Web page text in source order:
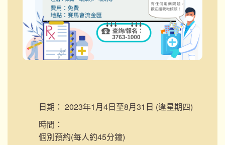
日期： 2023年1月4日至8月31日 (逢星期四)
時間：
個別預約(每人約45分鐘)